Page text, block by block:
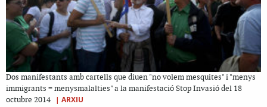
Dos manifestants amb cartells que diuen "no volem mesquites" i "menys
immigrants = menysmalalties" a la manifestació Stop Invasió del 18
octubre 2014
| ARXIU